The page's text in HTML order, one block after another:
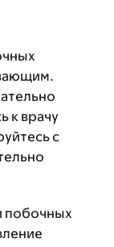
к врачу
с
побочных